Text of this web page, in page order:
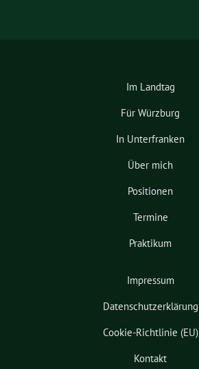
Im Landtag
Für Würzburg
In Unterfranken
Über mich
Positionen
Termine
Praktikum
Impressum
Datenschutzerklärung
Cookie-Richtlinie (EU)
Kontakt